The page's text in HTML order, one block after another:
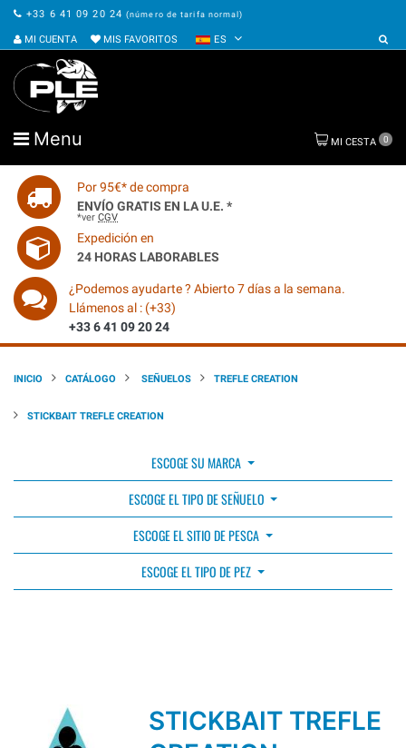
+33 6 41 09 20 24(número de tarifa normal)
MI CUENTA MIS FAVORITOS ES
Menu MI CESTA 0
Por 95€* de compra
ENVÍO GRATIS EN LA U.E. *
*ver CGV
Expedición en
24 HORAS LABORABLES
¿Podemos ayudarte ? Abierto 7 días a la semana.
Llámenos al : (+33)
+33 6 41 09 20 24
INICIO CATÁLOGO SEÑUELOS TREFLE CREATION
STICKBAIT TREFLE CREATION
ESCOGE SU MARCA
ESCOGE EL TIPO DE SEÑUELO
ESCOGE EL SITIO DE PESCA
ESCOGE EL TIPO DE PEZ
STICKBAIT TREFLE